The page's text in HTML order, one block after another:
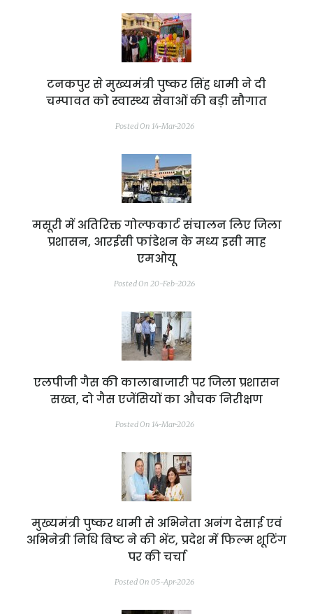
टनकपुर से मुख्यमंत्री पुष्कर सिंह धामी ने दी
चम्पावत को स्वास्थ्य सेवाओं की बड़ी सौगात
Posted On 14-Mar-2026
मसूरी में अतिरिक्त गोल्फकार्ट संचालन लिए जिला
प्रशासन, आरईसी फांडेशन के मध्य इसी माह
एमओयू
Posted On 20-Feb-2026
एलपीजी गैस की कालाबाजारी पर जिला प्रशासन
सख्त, दो गैस एजेंसियों का औचक निरीक्षण
Posted On 14-Mar-2026
मुख्यमंत्री पुष्कर धामी से अभिनेता अनंग देसाई एवं
अभिनेत्री निधि बिष्ट ने की भेंट, प्रदेश में फिल्म शूटिंग
पर की चर्चा
Posted On 05-Apr-2026